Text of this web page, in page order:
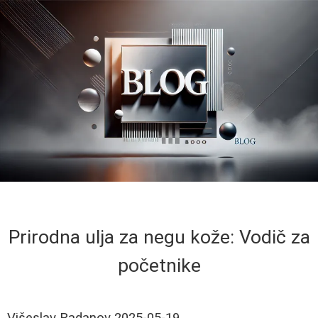
Prirodna ulja za negu kože: Vodič za
početnike